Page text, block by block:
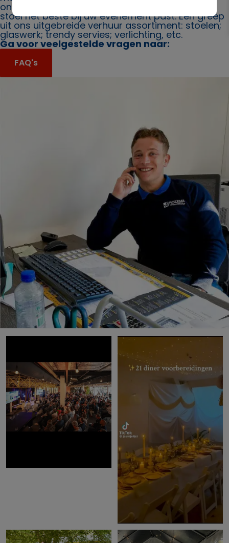
ons. Ook bieden wij u graag advies over welke
stoel het beste bij uw evenement past. Een greep
uit ons uitgebreide verhuur assortiment: stoelen;
glaswerk; trendy servies; verlichting, etc.
Ga voor veelgestelde vragen naar:
FAQ's